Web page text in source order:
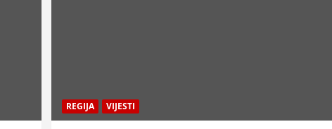
REGIJA VIJESTI